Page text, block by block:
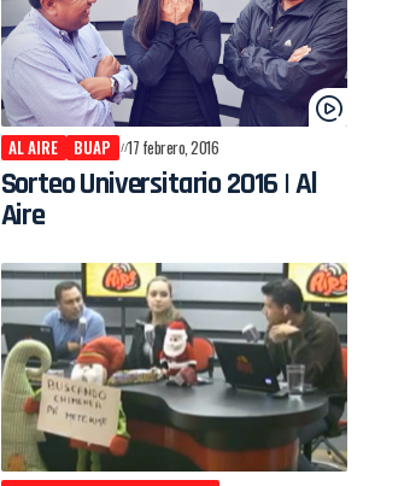
AL AIRE BUAP 17 febrero, 2016
Sorteo Universitario 2016 | Al
Aire